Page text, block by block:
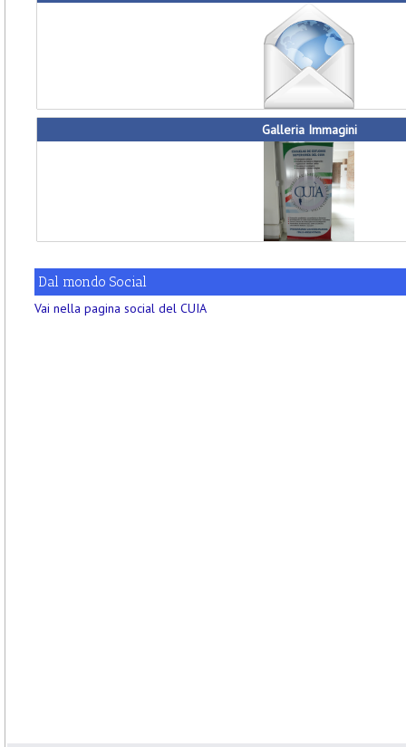
Galleria Immagini
Dal mondo Social
Vai nella pagina social del CUIA